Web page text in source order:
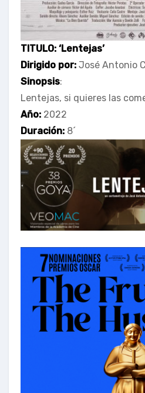
TITULO: ‘Lentejas’
Dirigido por: José Antonio
Sinopsis:
Lentejas, si quieres las
Año: 2022
Duración: 8´